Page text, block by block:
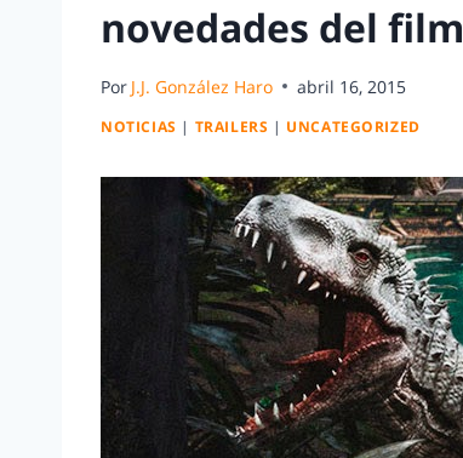
novedades del film
Por J.J. González Haro abril 16, 2015
NOTICIAS | TRAILERS | UNCATEGORIZED